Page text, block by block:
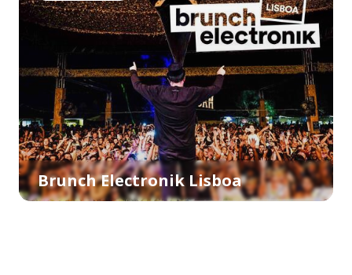
Brunch Electronik Lisboa